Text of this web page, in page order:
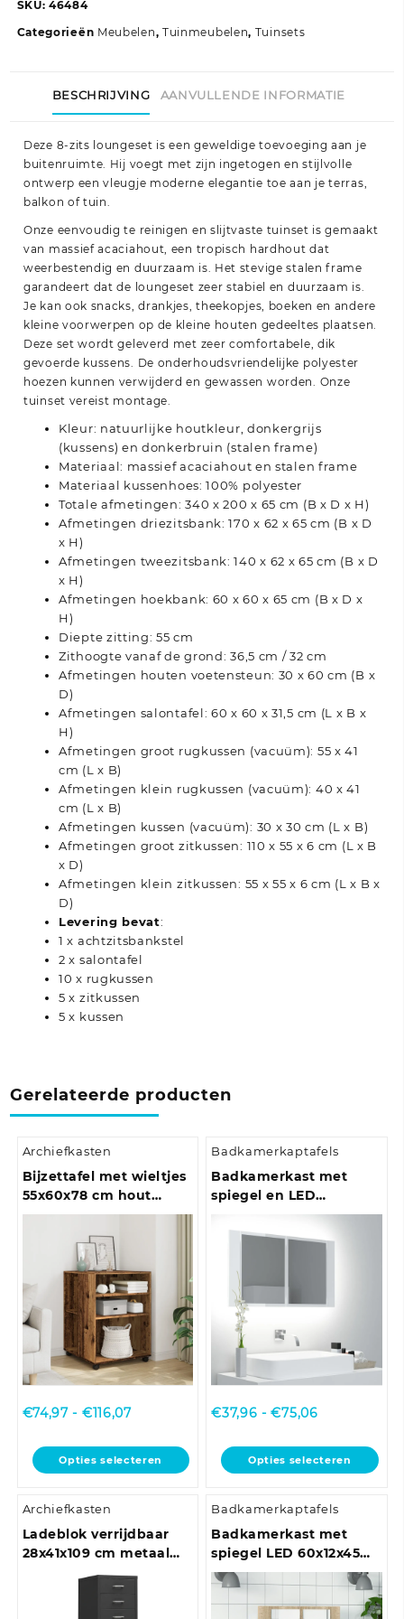
massief
SKU: 46484
Categorieën Meubelen, Tuinmeubelen, Tuinsets
BESCHRIJVING AANVULLENDE INFORMATIE
Deze 8-zits loungeset is een geweldige toevoeging aan je
buitenruimte. Hij voegt met zijn ingetogen en stijlvolle
ontwerp een vleugje moderne elegantie toe aan je terras,
balkon of tuin.
Onze eenvoudig te reinigen en slijtvaste tuinset is gemaakt
van massief acaciahout, een tropisch hardhout dat
weerbestendig en duurzaam is. Het stevige stalen frame
garandeert dat de loungeset zeer stabiel en duurzaam is.
Je kan ook snacks, drankjes, theekopjes, boeken en andere
kleine voorwerpen op de kleine houten gedeeltes plaatsen.
Deze set wordt geleverd met zeer comfortabele, dik
gevoerde kussens. De onderhoudsvriendelijke polyester
hoezen kunnen verwijderd en gewassen worden. Onze
tuinset vereist montage.
Kleur: natuurlijke houtkleur, donkergrijs
(kussens) en donkerbruin (stalen frame)
Materiaal: massief acaciahout en stalen frame
Materiaal kussenhoes: 100% polyester
Totale afmetingen: 340 x 200 x 65 cm (B x D x H)
Afmetingen driezitsbank: 170 x 62 x 65 cm (B x D
x H)
Afmetingen tweezitsbank: 140 x 62 x 65 cm (B x D
x H)
Afmetingen hoekbank: 60 x 60 x 65 cm (B x D x
H)
Diepte zitting: 55 cm
Zithoogte vanaf de grond: 36,5 cm / 32 cm
Afmetingen houten voetensteun: 30 x 60 cm (B x
D)
Afmetingen salontafel: 60 x 60 x 31,5 cm (L x B x
H)
Afmetingen groot rugkussen (vacuüm): 55 x 41
cm (L x B)
Afmetingen klein rugkussen (vacuüm): 40 x 41
cm (L x B)
Afmetingen kussen (vacuüm): 30 x 30 cm (L x B)
Afmetingen groot zitkussen: 110 x 55 x 6 cm (L x B
x D)
Afmetingen klein zitkussen: 55 x 55 x 6 cm (L x B x
D)
Levering bevat:
1 x achtzitsbankstel
2 x salontafel
10 x rugkussen
5 x zitkussen
5 x kussen
Gerelateerde producten
Archiefkasten
Bijzettafel met wieltjes
55x60x78 cm hout
artisanaal eikenkleur
€74,97 - €116,07Prijsklasse:
tot
€116,07
Opties selecteren
Dit
product
meerdere
variaties.
Deze
Badkamerkaptafels
Badkamerkast met
spiegel en LED
80x12x45 cm acryl
hoogglans wit
€37,96 - €75,06Prijsklasse:
tot
€75,06
Opties selecteren
Dit
product
meerdere
variaties.
Deze
kan
gekozen
Archiefkasten
Ladeblok verrijdbaar
28x41x109 cm metaal
Badkamerkaptafels
Badkamerkast met
spiegel LED 60x12x45
acryl sonoma
eikenkleurig